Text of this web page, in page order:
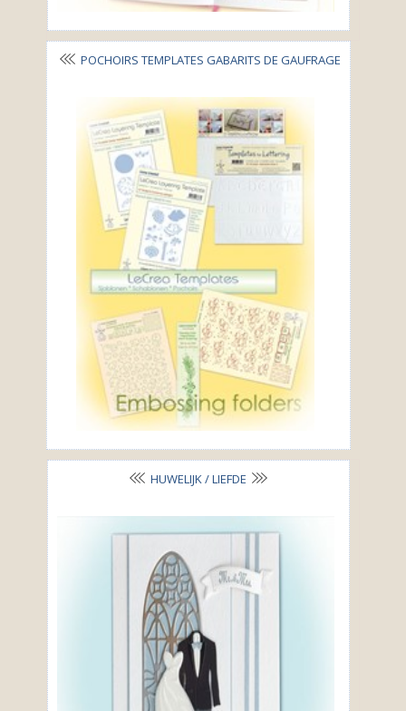
POCHOIRS TEMPLATES GABARITS DE GAUFRAGE
HUWELIJK / LIEFDE